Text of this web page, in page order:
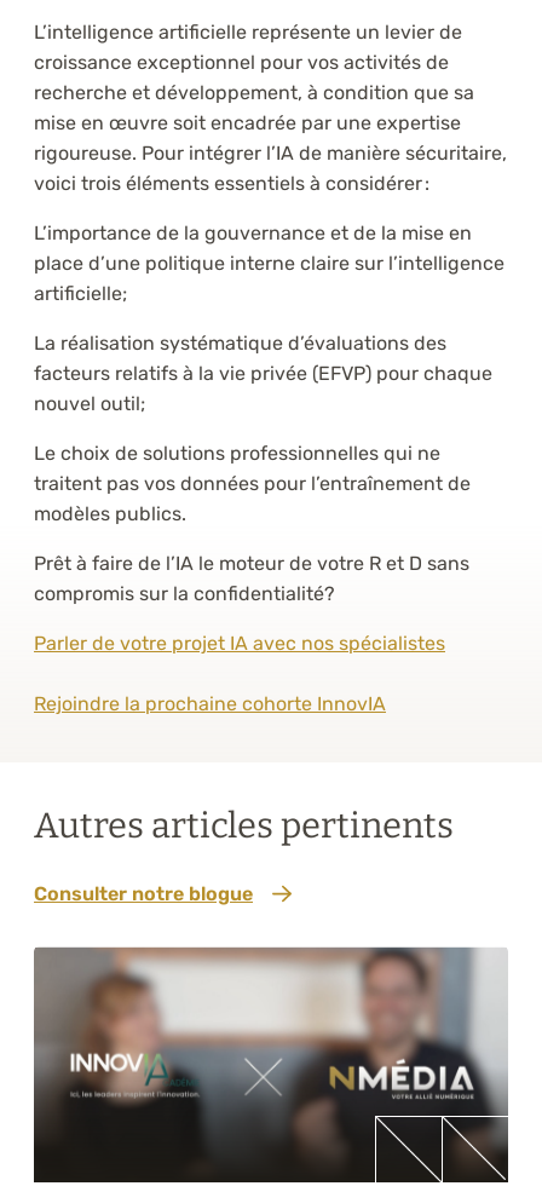
L’intelligence artificielle représente un levier de
croissance exceptionnel pour vos activités de
recherche et développement, à condition que sa
mise en œuvre soit encadrée par une expertise
rigoureuse. Pour intégrer l’IA de manière sécuritaire,
voici trois éléments essentiels à considérer :
L’importance de la gouvernance et de la mise en
place d’une politique interne claire sur l’intelligence
artificielle;
La réalisation systématique d’évaluations des
facteurs relatifs à la vie privée (EFVP) pour chaque
nouvel outil;
Le choix de solutions professionnelles qui ne
traitent pas vos données pour l’entraînement de
modèles publics.
Prêt à faire de l’IA le moteur de votre R et D sans
compromis sur la confidentialité?
Parler de votre projet IA avec nos spécialistes
Rejoindre la prochaine cohorte InnovIA
Autres articles pertinents
Consulter notre blogue